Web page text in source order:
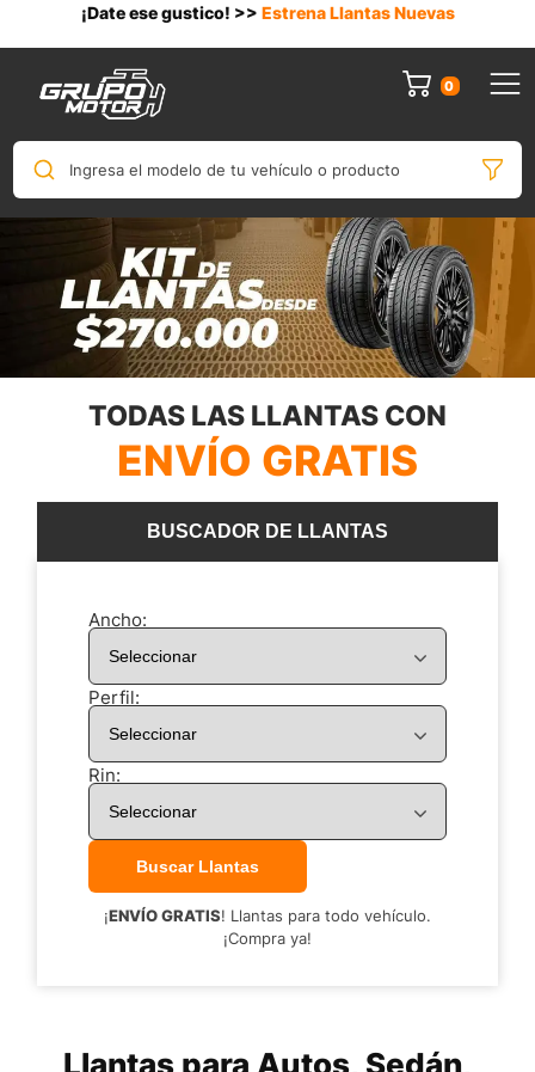
¡Date ese gustico! >> Estrena Llantas Nuevas
0
Ingresa el modelo de tu vehículo o producto
TODAS LAS LLANTAS CON
ENVÍO GRATIS
BUSCADOR DE LLANTAS
Ancho:
Perfil:
Rin:
¡ENVÍO GRATIS! Llantas para todo vehículo.
¡Compra ya!